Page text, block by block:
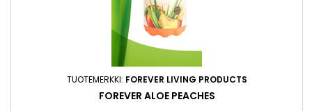
TUOTEMERKKI: FOREVER LIVING PRODUCTS
FOREVER ALOE PEACHES